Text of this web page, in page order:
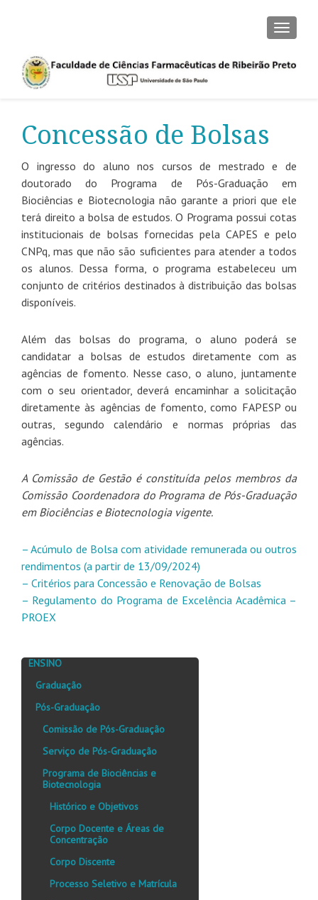
Concessão de Bolsas
O ingresso do aluno nos cursos de mestrado e de
doutorado do Programa de Pós-Graduação em
Biociências e Biotecnologia não garante a priori que ele
terá direito a bolsa de estudos. O Programa possui cotas
institucionais de bolsas fornecidas pela CAPES e pelo
CNPq, mas que não são suficientes para atender a todos
os alunos. Dessa forma, o programa estabeleceu um
conjunto de critérios destinados à distribuição das bolsas
disponíveis.
Além das bolsas do programa, o aluno poderá se
candidatar a bolsas de estudos diretamente com as
agências de fomento. Nesse caso, o aluno, juntamente
com o seu orientador, deverá encaminhar a solicitação
diretamente às agências de fomento, como FAPESP ou
outras, segundo calendário e normas próprias das
agências.
A Comissão de Gestão é constituída pelos membros da
Comissão Coordenadora do Programa de Pós-Graduação
em Biociências e Biotecnologia vigente.
– Acúmulo de Bolsa com atividade remunerada ou outros
rendimentos (a partir de 13/09/2024)
– Critérios para Concessão e Renovação de Bolsas
– Regulamento do Programa de Excelência Acadêmica –
PROEX
ENSINO
Graduação
Pós-Graduação
Comissão de Pós-Graduação
Serviço de Pós-Graduação
Programa de Biociências e
Biotecnologia
Histórico e Objetivos
Corpo Docente e Áreas de
Concentração
Corpo Discente
Processo Seletivo e Matrícula